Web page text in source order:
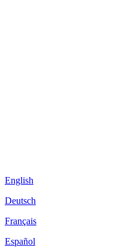
English
Deutsch
Français
Español